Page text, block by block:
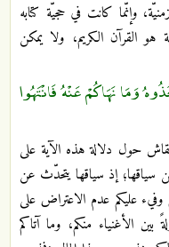
وإنّما كانت في حجيّة كتابه
هو القرآن الكريم، ولا يمكن
وَمَا نَهَاكُمْ عَنْهُ فَانْتَهُوا
حول دلالة هذه الآية على
سياقها؛ إذ سياقها يتحدّث عن
وفيء عليكم عدم الاعتراض على
الأغنياء منكم، وما آتاكم